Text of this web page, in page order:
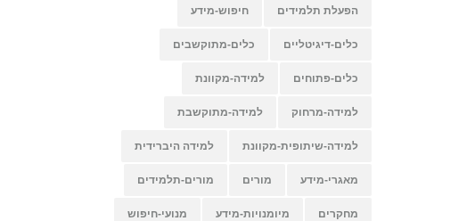
הפעלת תלמידים חיפוש-מידע
כלים-דיגיטליים כלים-מתוקשבים
כלים-פתוחים למידה-מקוונת
למידה-מרחוק למידה-מתוקשבת
למידה-שיתופית-מקוונת למידה היברידית
מאגרי-מידע מורים מורים-תלמידים
מחקרים מיומנויות-מידע מנועי-חיפוש